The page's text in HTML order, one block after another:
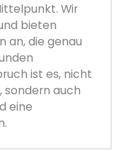
Wir
bieten
an, die genau
ist es, nicht
sondern auch
eine